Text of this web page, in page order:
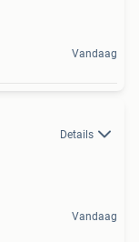
Vandaag
Details
Vandaag